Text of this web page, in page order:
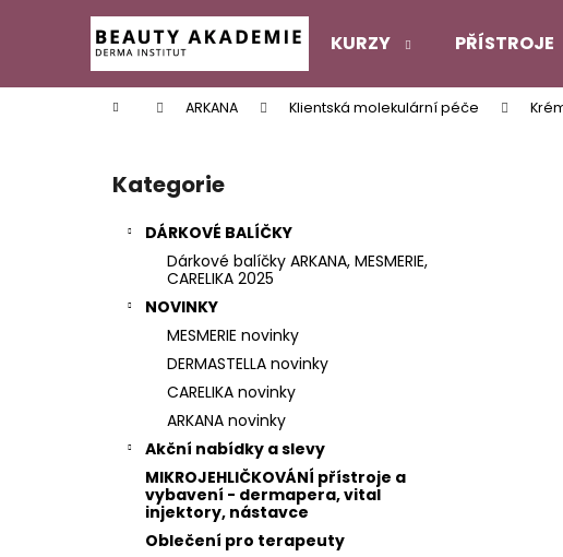
KURZY PŘÍSTROJE
Domů ARKANA Klientská molekulární péče
Přeskočit
kategorie
Kategorie
DÁRKOVÉ BALÍČKY
Dárkové balíčky ARKANA, MESMERIE,
CARELIKA 2025
NOVINKY
MESMERIE novinky
DERMASTELLA novinky
CARELIKA novinky
ARKANA novinky
Akční nabídky a slevy
MIKROJEHLIČKOVÁNÍ přístroje a
vybavení - dermapera, vital
injektory, nástavce
Oblečení pro terapeuty
í
Zpět
do
Zpět
do
Co
STERILNÍ NÁSTAVCE PRO DERMAPERO
DERMALIGHTPEN A DERMAQUATRO 36
JEHLIČEK